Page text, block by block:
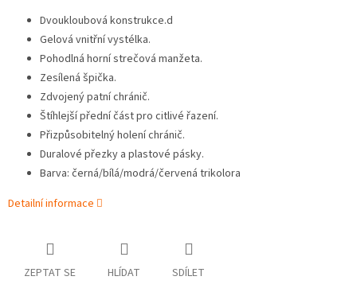
Dvoukloubová konstrukce.d
Gelová vnitřní vystélka.
Pohodlná horní strečová manžeta.
Zesílená špička.
Zdvojený patní chránič.
Štíhlejší přední část pro citlivé řazení.
Přizpůsobitelný holení chránič.
Duralové přezky a plastové pásky.
Barva: černá/bílá/modrá/červená trikolora
Detailní informace
ZEPTAT SE HLÍDAT SDÍLET